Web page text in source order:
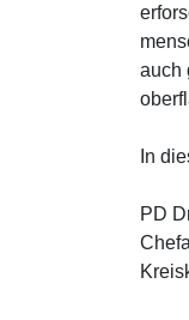
auch
In
PD